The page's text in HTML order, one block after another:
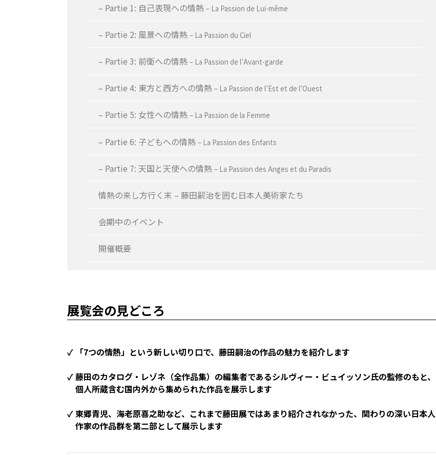
– Partie 1: 自己表現への情熱 – La Passion de Lui-même
– Partie 2: 風景への情熱 – La Passion du Ciel
– Partie 3: 前衛への情熱 – La Passion de l’Avant-garde
– Partie 4: 東方と西方への情熱 – La Passion de l’Est et de l’Ouest
– Partie 5: 女性への情熱 – La Passion de la Femme
– Partie 6: 子どもへの情熱 – La Passion des Enfants
– Partie 7: 天国と天使への情熱 – La Passion des Anges et du Paradis
情熱の来し方行く末 – 藤田嗣治を囲む日本人美術家たち
会期中のイベント
開催概要
展覧会の見どころ
✓ 「7つの情熱」という新しい切り口で、藤田嗣治の作品の魅力を紹介します
✓ 藤田のカタログ・レゾネ（全作品集）の編集者であるシルヴィー・ビュイッソン氏の監修のもと、
個人所蔵含む国内外から集められた作品を展示します
✓ 東郷青児、海老原喜之助など、これまで藤田展ではあまり紹介されなかった、関わりの深い日本人
作家の作品群を第二部として展示します